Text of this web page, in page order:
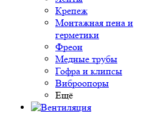
Крепеж
Монтажная пена и
герметики
Фреон
Медные трубы
Гофра и клипсы
Виброопоры
Ещё